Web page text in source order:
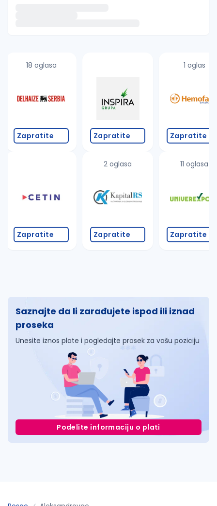
proverite pravopisne greške (koristite č, ć, š, đ,
promenite odabrane filtere pretrage
18 oglasa
Zapratite
Zapratite
Zapratite
2 oglasa
Zapratite
1 oglas
Zapratite
11 oglasa
Zapratite
Saznajte da li zarađujete ispod ili iznad
proseka
Unesite iznos plate i pogledajte prosek za vašu poziciju
Podelite informaciju o plati